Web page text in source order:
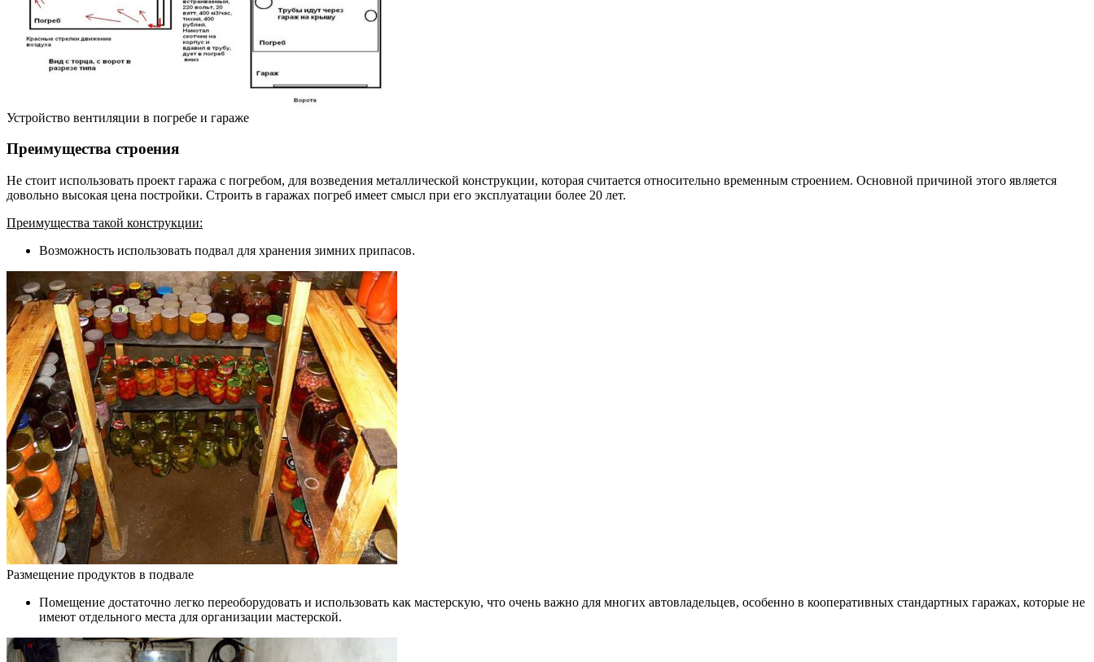
Устройство вентиляции в погребе и гараже
Преимущества строения
Не стоит использовать проект гаража с погребом, для возведения металлической конструкции, которая считается относительно временным строением. Основной причиной этого является
довольно высокая цена постройки. Строить в гаражах погреб имеет смысл при его эксплуатации более 20 лет.
Преимущества такой конструкции:
Возможность использовать подвал для хранения зимних припасов.
Размещение продуктов в подвале
Помещение достаточно легко переоборудовать и использовать как мастерскую, что очень важно для многих автовладельцев, особенно в кооперативных стандартных гаражах, которые не
имеют отдельного места для организации мастерской.